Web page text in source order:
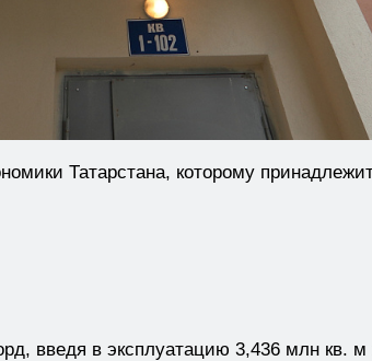
Татарстана, которому
введя в эксплуатацию 3,436 млн кв. м